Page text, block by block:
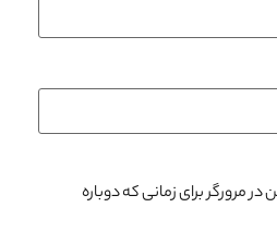
مرورگر برای زمانی که دوباره